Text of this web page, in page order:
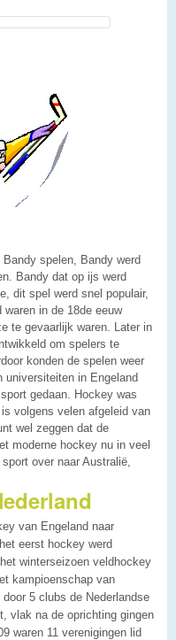
spelen, Bandy werd
Bandy dat op ijs werd
dit spel werd snel populair,
in de 18de eeuw
te gevaarlijk waren. Later in
om spelers te
konden de spelen weer
universiteiten in Engeland
gedaan. Hockey was
volgens velen afgeleid van
wel zeggen dat de
moderne hockey nu in veel
over naar Australië,
van Engeland naar
eerst hockey werd
winterseizoen veldhockey
kampioenschap van
5 clubs de Nederlandse
vlak na de oprichting gingen
waren 11 verenigingen lid